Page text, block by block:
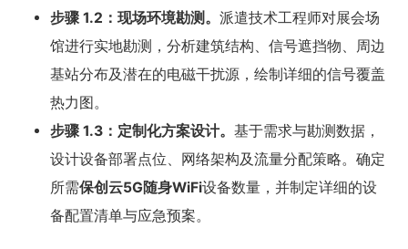
步骤 1.2：现场环境勘测。 派遣技术工程师对展会场
馆进行实地勘测，分析建筑结构、信号遮挡物、周边
基站分布及潜在的电磁干扰源，绘制详细的信号覆盖
热力图。
步骤 1.3：定制化方案设计。 基于需求与勘测数据，
设计设备部署点位、网络架构及流量分配策略。确定
所需保创云5G随身WiFi设备数量，并制定详细的设
备配置清单与应急预案。